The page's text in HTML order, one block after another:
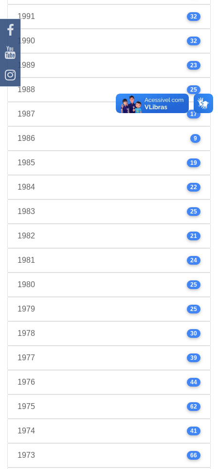
1991 32
1990 32
1989 23
1988 25
1987 17
1986 9
1985 19
1984 22
1983 25
1982 21
1981 24
1980 25
1979 25
1978 30
1977 39
1976 44
1975 62
1974 41
1973 66